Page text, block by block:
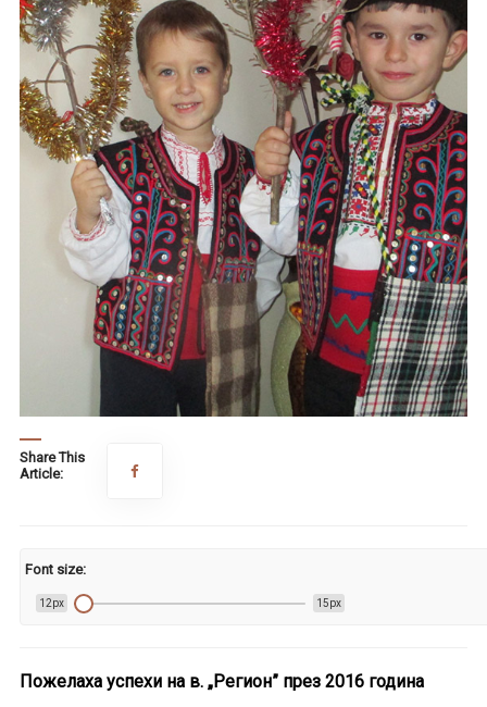
Share This
Article:
Font size:
12px 15px
Пожелаха успехи на в. „Регион” през 2016 година